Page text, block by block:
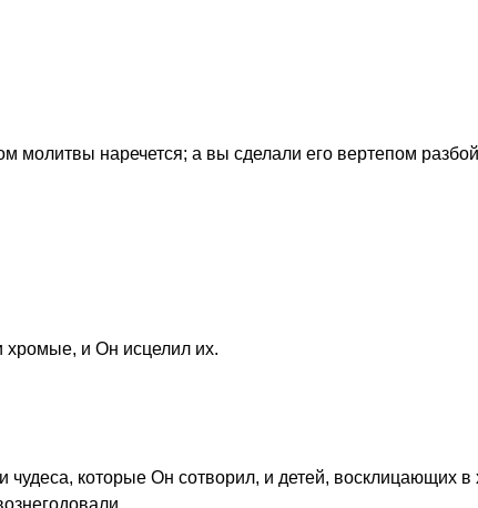
молитвы наречется; а вы сделали его вертепом
хромые, и Он исцелил их.
которые Он сотворил, и детей, восклицающих в